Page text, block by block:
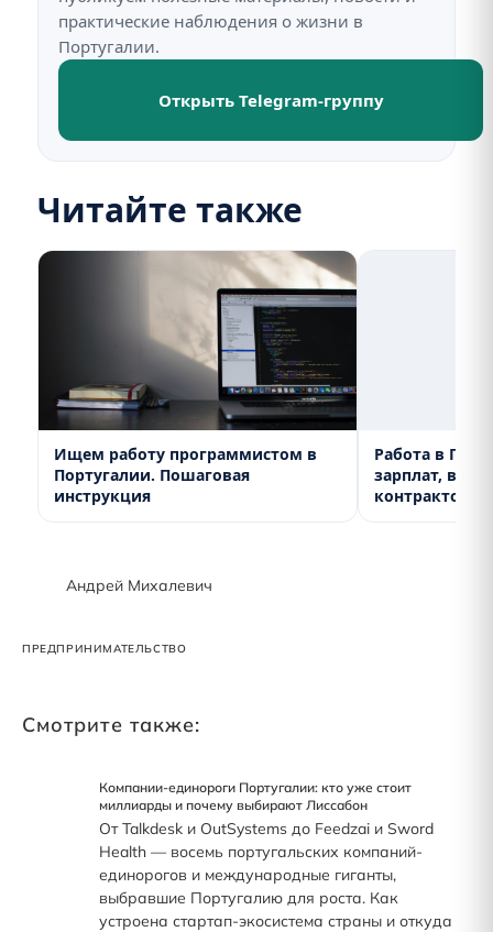
практические наблюдения о жизни в
Португалии.
Открыть Telegram-группу
Читайте также
Ищем работу программистом в
Португалии. Пошаговая
инструкция
Работа в
зарплат,
контрактов
Андрей Михалевич
ПРЕДПРИНИМАТЕЛЬСТВО
Смотрите также:
Компании-единороги Португалии: кто уже стоит
миллиарды и почему выбирают Лиссабон
От Talkdesk и OutSystems до Feedzai и Sword
Health — восемь португальских компаний-
единорогов и международные гиганты,
выбравшие Португалию для роста. Как
устроена стартап-экосистема страны и откуда